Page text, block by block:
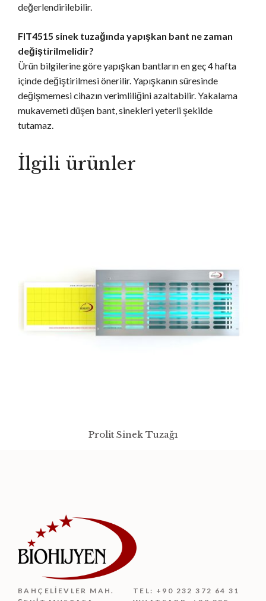
değerlendirilebilir.
FIT4515 sinek tuzağında yapışkan bant ne zaman
değiştirilmelidir?
Ürün bilgilerine göre yapışkan bantların en geç 4 hafta
içinde değiştirilmesi önerilir. Yapışkanın süresinde
değişmemesi cihazın verimliliğini azaltabilir. Yakalama
mukavemeti düşen bant, sinekleri yeterli şekilde
tutamaz.
İlgili ürünler
Prolit Sinek Tuzağı
BAHÇELIEVLER MAH.
TEL: +90 232 372 64 31